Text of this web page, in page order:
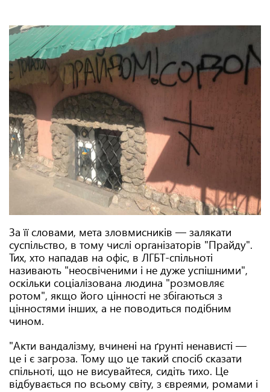
За її словами, мета зловмисників — залякати
суспільство, в тому числі організаторів "Прайду".
Тих, хто нападав на офіс, в ЛГБТ-спільноті
називають "неосвіченими і не дуже успішними",
оскільки соціалізована людина "розмовляє
ротом", якщо його цінності не збігаються з
цінностями інших, а не поводиться подібним
чином.
"Акти вандалізму, вчинені на ґрунті ненависті —
це і є загроза. Тому що це такий спосіб сказати
спільноті, що не висувайтеся, сидіть тихо. Це
відбувається по всьому світу, з євреями, ромами і